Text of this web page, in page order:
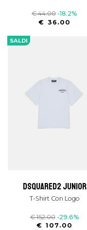
€ 44.00 -18.2%
€ 36.00
SALDI
dsquared2 junior
T-Shirt Con Logo
€ 152.00 -29.6%
€ 107.00